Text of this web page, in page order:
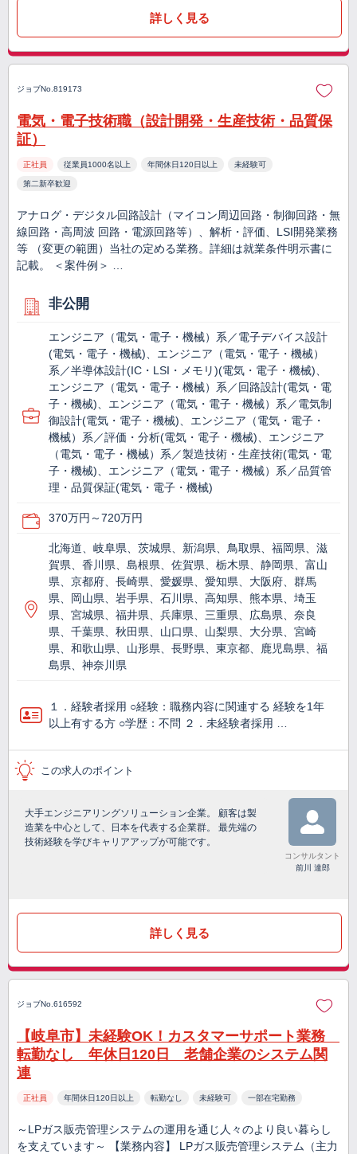
詳しく見る
ジョブNo.819173
電気・電子技術職（設計開発・生産技術・品質保
証）
正社員 従業員1000名以上 年間休日120日以上 未経験可
第二新卒歓迎
アナログ・デジタル回路設計（マイコン周辺回路・制御回路・無
線回路・高周波 回路・電源回路等）、解析・評価、LSI開発業務
等 （変更の範囲）当社の定める業務。詳細は就業条件明示書に
記載。 ＜案件例＞ …
非公開
エンジニア（電気・電子・機械）系／電子デバイス設計
(電気・電子・機械)、エンジニア（電気・電子・機械）
系／半導体設計(IC・LSI・メモリ)(電気・電子・機械)、
エンジニア（電気・電子・機械）系／回路設計(電気・電
子・機械)、エンジニア（電気・電子・機械）系／電気制
御設計(電気・電子・機械)、エンジニア（電気・電子・
機械）系／評価・分析(電気・電子・機械)、エンジニア
（電気・電子・機械）系／製造技術・生産技術(電気・電
子・機械)、エンジニア（電気・電子・機械）系／品質管
理・品質保証(電気・電子・機械)
370万円～720万円
北海道、岐阜県、茨城県、新潟県、鳥取県、福岡県、滋
賀県、香川県、島根県、佐賀県、栃木県、静岡県、富山
県、京都府、長崎県、愛媛県、愛知県、大阪府、群馬
県、岡山県、岩手県、石川県、高知県、熊本県、埼玉
県、宮城県、福井県、兵庫県、三重県、広島県、奈良
県、千葉県、秋田県、山口県、山梨県、大分県、宮崎
県、和歌山県、山形県、長野県、東京都、鹿児島県、福
島県、神奈川県
１．経験者採用 ○経験：職務内容に関連する 経験を1年
以上有する方 ○学歴：不問 ２．未経験者採用 …
この求人のポイント
大手エンジニアリングソリューション企業。 顧客は製
造業を中心として、日本を代表する企業群。 最先端の
技術経験を学びキャリアアップが可能です。
コンサルタント
前川 達郎
詳しく見る
ジョブNo.616592
【岐阜市】未経験OK！カスタマーサポート業務
転勤なし 年休日120日 老舗企業のシステム関
連
正社員 年間休日120日以上 転勤なし 未経験可 一部在宅勤務
～LPガス販売管理システムの運用を通じ人々のより良い暮らし
を支えています～ 【業務内容】 LPガス販売管理システム（主力